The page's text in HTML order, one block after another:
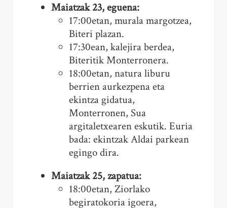
Maiatzak 23, eguena:
17:00etan, murala margotzea,
Biteri plazan.
17:30ean, kalejira berdea,
Biteritik Monterronera.
18:00etan, natura liburu
berrien aurkezpena eta
ekintza gidatua,
Monterronen, Sua
argitaletxearen eskutik. Euria
bada: ekintzak Aldai parkean
egingo dira.
Maiatzak 25, zapatua:
18:00etan, Ziorlako
begiratokoria igoera,